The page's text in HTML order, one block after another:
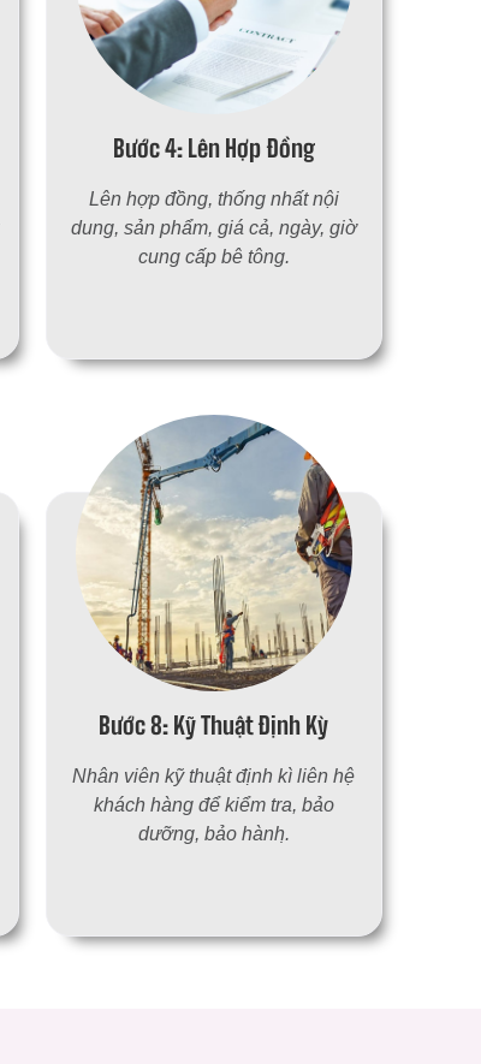
Bước 4: Lên Hợp Đồng
Lên hợp đồng, thống nhất nội
dung, sản phẩm, giá cả, ngày, giờ
cung cấp bê tông.
Bước 8: Kỹ Thuật Định Kỳ
Nhân viên kỹ thuật định kì liên hệ
khách hàng để kiểm tra, bảo
dưỡng, bảo hành.̣